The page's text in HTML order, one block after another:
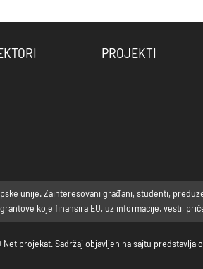
PROJEKTI
unije. Zainteresovani građani, studenti,
koje finansira EU, uz informacije, vesti,
projekat. Sadržaj objavljen na sajtu